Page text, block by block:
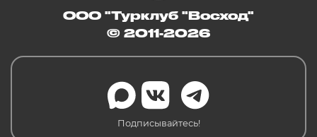
ООО "Турклуб "Восход"
© 2011-2026
Подписывайтесь!